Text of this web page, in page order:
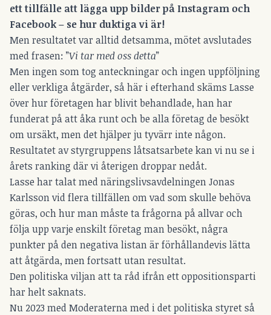
ett tillfälle att lägga upp bilder på Instagram och
Facebook – se hur duktiga vi är!
Men resultatet var alltid detsamma, mötet avslutades
med frasen: ”Vi tar med oss detta”
Men ingen som tog anteckningar och ingen uppföljning
eller verkliga åtgärder, så här i efterhand skäms Lasse
över hur företagen har blivit behandlade, han har
funderat på att åka runt och be alla företag de besökt
om ursäkt, men det hjälper ju tyvärr inte någon.
Resultatet av styrgruppens låtsatsarbete kan vi nu se i
årets ranking där vi återigen droppar nedåt.
Lasse har talat med näringslivsavdelningen Jonas
Karlsson vid flera tillfällen om vad som skulle behöva
göras, och hur man måste ta frågorna på allvar och
följa upp varje enskilt företag man besökt, några
punkter på den negativa listan är förhållandevis lätta
att åtgärda, men fortsatt utan resultat.
Den politiska viljan att ta råd ifrån ett oppositionsparti
har helt saknats.
Nu 2023 med Moderaterna med i det politiska styret så